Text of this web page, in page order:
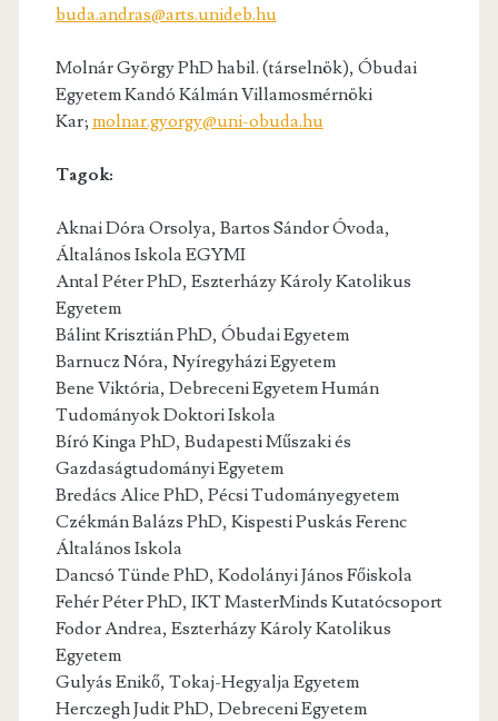
buda.andras@arts.unideb.hu
Molnár György PhD habil. (társelnök), Óbudai
Egyetem Kandó Kálmán Villamosmérnöki
Kar; molnar.gyorgy@uni-obuda.hu
Tagok:
Aknai Dóra Orsolya, Bartos Sándor Óvoda,
Általános Iskola EGYMI
Antal Péter PhD, Eszterházy Károly Katolikus
Egyetem
Bálint Krisztián PhD, Óbudai Egyetem
Barnucz Nóra, Nyíregyházi Egyetem
Bene Viktória, Debreceni Egyetem Humán
Tudományok Doktori Iskola
Bíró Kinga PhD, Budapesti Műszaki és
Gazdaságtudományi Egyetem
Bredács Alice PhD, Pécsi Tudományegyetem
Czékmán Balázs PhD, Kispesti Puskás Ferenc
Általános Iskola
Dancsó Tünde PhD, Kodolányi János Főiskola
Fehér Péter PhD, IKT MasterMinds Kutatócsoport
Fodor Andrea, Eszterházy Károly Katolikus
Egyetem
Gulyás Enikő, Tokaj-Hegyalja Egyetem
Herczegh Judit PhD, Debreceni Egyetem